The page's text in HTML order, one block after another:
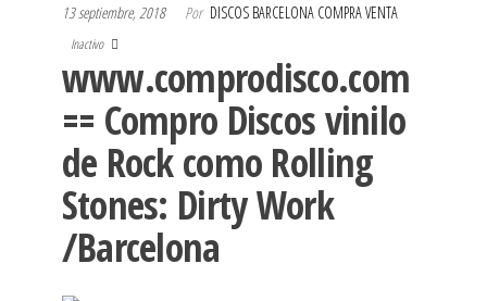
13 septiembre, 2018 Por DISCOS BARCELONA COMPRA VENTA
Inactivo
www.comprodisco.com
== Compro Discos vinilo
de Rock como Rolling
Stones: Dirty Work
/Barcelona